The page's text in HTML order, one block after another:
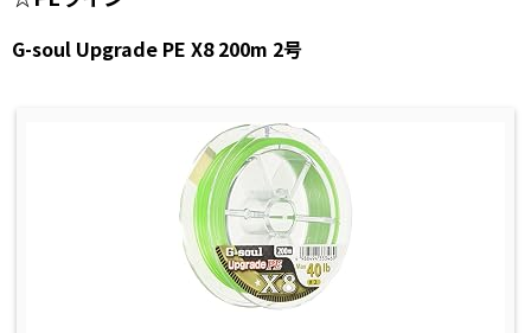
G-soul Upgrade PE X8 200m 2号